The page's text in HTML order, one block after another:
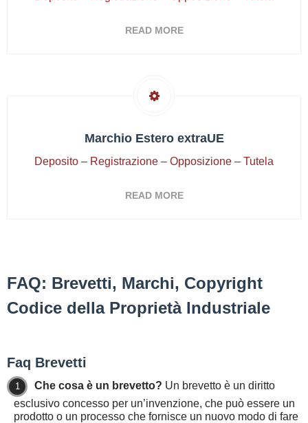
READ MORE
Marchio Estero extraUE
Deposito – Registrazione – Opposizione – Tutela
READ MORE
FAQ: Brevetti, Marchi, Copyright
Codice della Proprietà Industriale
Faq Brevetti
Che cosa è un brevetto? Un brevetto è un diritto
esclusivo concesso per un’invenzione, che può essere un
prodotto o un processo che fornisce un nuovo modo di fare